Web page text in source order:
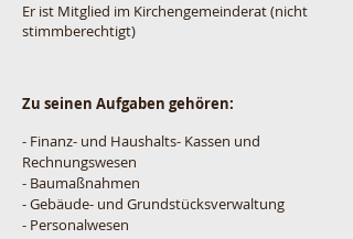
Er ist Mitglied im Kirchengemeinderat (nicht
stimmberechtigt)
Zu seinen Aufgaben gehören:
- Finanz- und Haushalts- Kassen und
Rechnungswesen
- Baumaßnahmen
- Gebäude- und Grundstücksverwaltung
- Personalwesen